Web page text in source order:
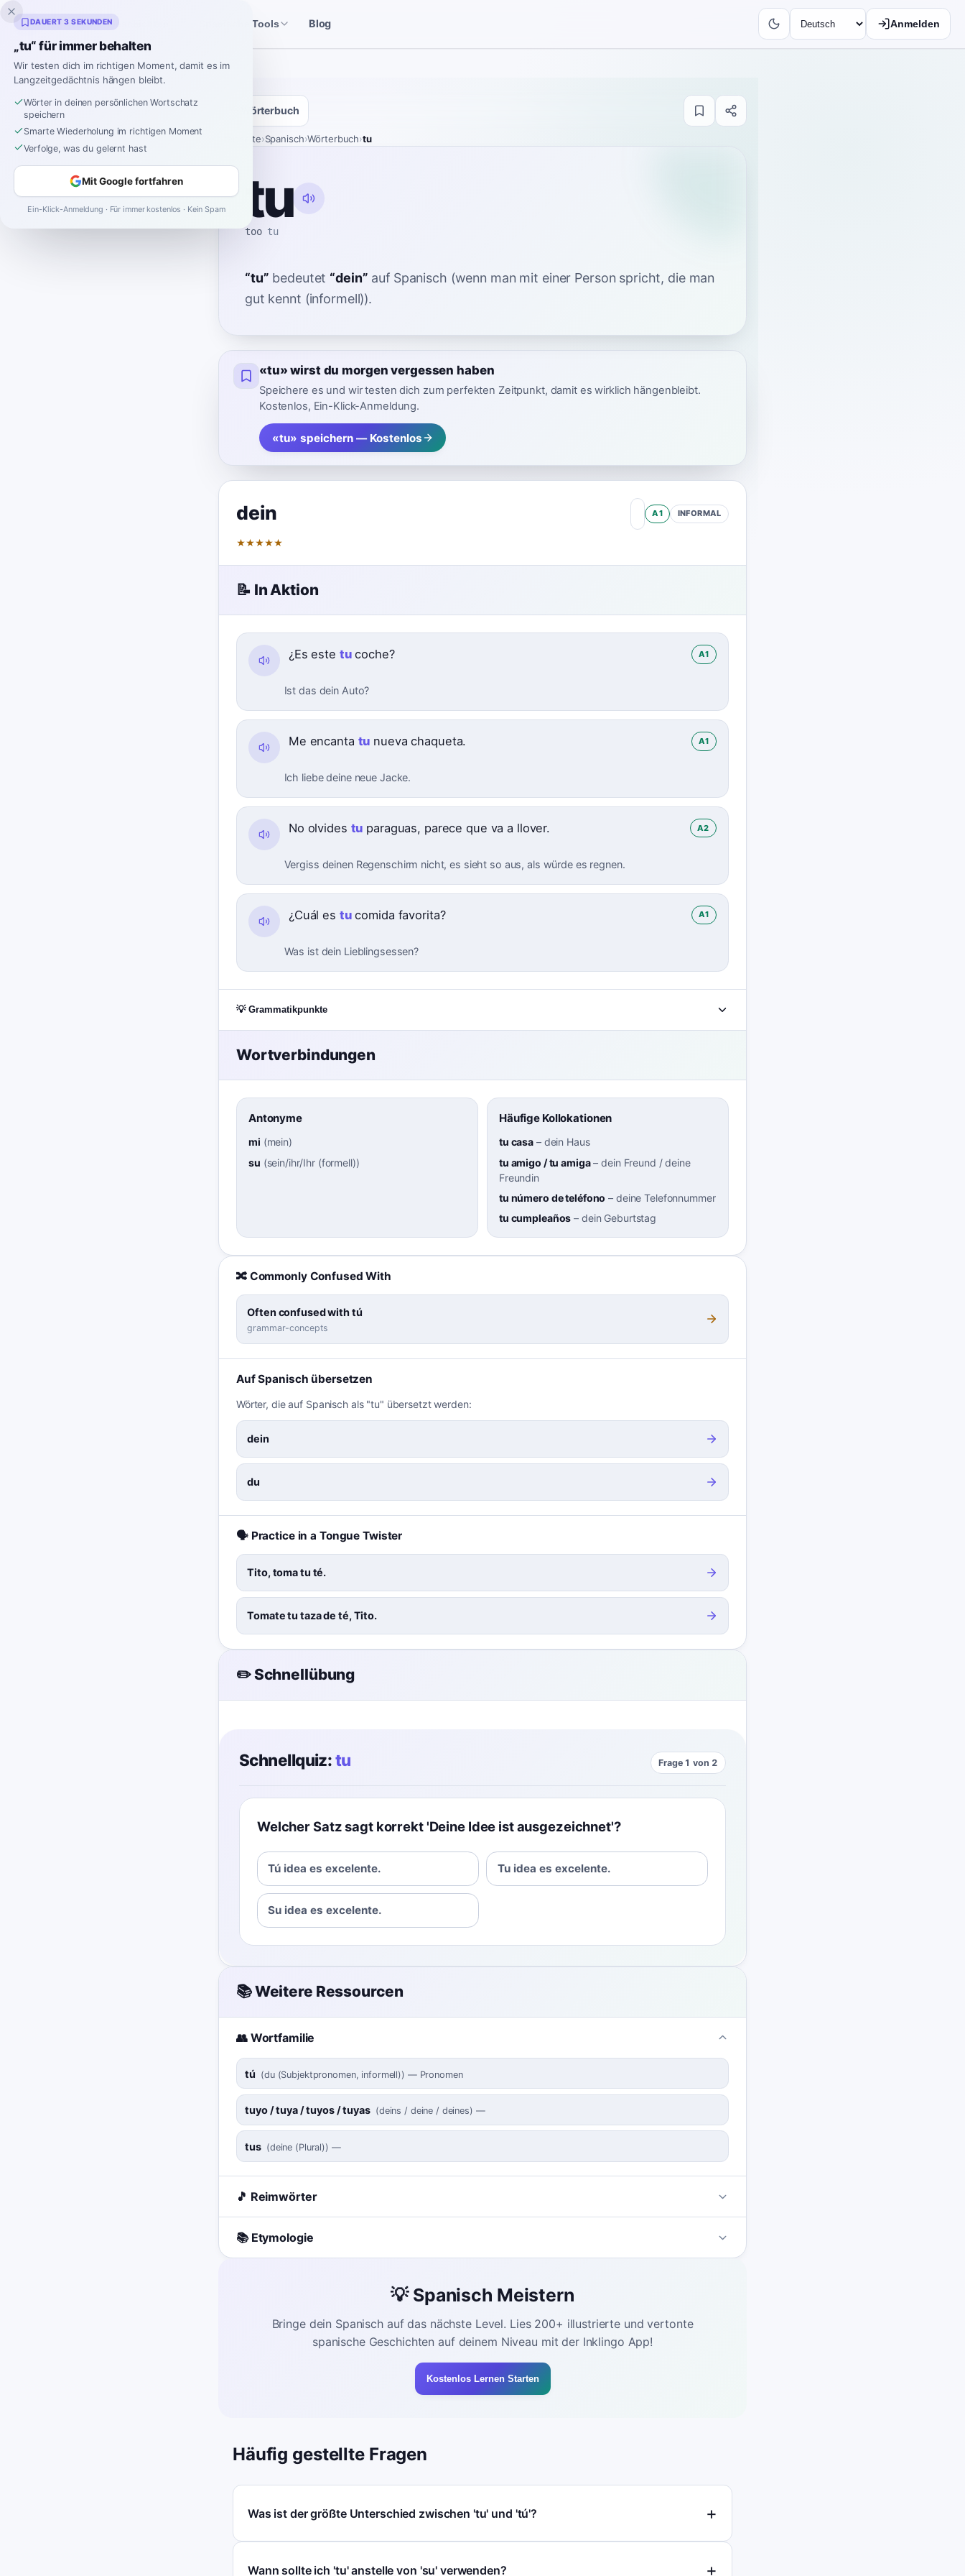
Inklingo Geschichten Spanische Tools Blog Anmelden
Wörterbuch
Startseite›Spanisch›Wörterbuch›tu
tu
too tu
“tu” bedeutet “dein” auf Spanisch (wenn man mit einer Person spricht, die man
gut kennt (informell)).
«tu» wirst du morgen vergessen haben
Speichere es und wir testen dich zum perfekten Zeitpunkt, damit es wirklich hängenbleibt.
Kostenlos, Ein-Klick-Anmeldung.
«tu» speichern — Kostenlos
dein A1 INFORMAL
★★★★★
📝 In Aktion
¿Es este tucoche? A1
Ist das dein Auto?
Me encanta tu nueva chaqueta. A1
Ich liebe deine neue Jacke.
No olvides tu paraguas, parece que va a llover. A2
Vergiss deinen Regenschirm nicht, es sieht so aus, als würde es regnen.
¿Cuál es tucomida favorita? A1
Was ist dein Lieblingsessen?
💡 Grammatikpunkte
Wortverbindungen
Antonyme
mi (mein)
su (sein/ihr/Ihr (formell))
Häufige Kollokationen
tu casa – dein Haus
tu amigo / tu amiga–dein Freund / deine
Freundin
tu número de teléfono – deine Telefonnummer
tu cumpleaños – dein Geburtstag
🔀 Commonly Confused With
Often confused with tú
grammar-concepts
Auf Spanisch übersetzen
Wörter, die auf Spanisch als "tu" übersetzt werden:
dein
du
🗣️ Practice in a Tongue Twister
Tito, toma tu té.
Tomate tu taza de té, Tito.
✏️ Schnellübung
Schnellquiz:tu Frage 1 von 2
Welcher Satz sagt korrekt 'Deine Idee ist ausgezeichnet'?
Tú idea es excelente. Tu idea es excelente.
Su idea es excelente.
📚 Weitere Ressourcen
👥 Wortfamilie
tú (du (Subjektpronomen, informell)) — Pronomen
tuyo / tuya / tuyos / tuyas (deins / deine / deines) —
tus (deine (Plural)) —
🎵 Reimwörter
📚 Etymologie
💡 Spanisch Meistern
Bringe dein Spanisch auf das nächste Level. Lies 200+ illustrierte und vertonte
spanische Geschichten auf deinem Niveau mit der Inklingo App!
Kostenlos Lernen Starten
Häufig gestellte Fragen
Was ist der größte Unterschied zwischen 'tu' und 'tú'?
Wann sollte ich 'tu' anstelle von 'su' verwenden?
DAUERT 3 SEKUNDEN
„tu“ für immer behalten
Wir testen dich im richtigen Moment, damit es im
Langzeitgedächtnis hängen bleibt.
Wörter in deinen persönlichen Wortschatz
speichern
Smarte Wiederholung im richtigen Moment
Verfolge, was du gelernt hast
Mit Google fortfahren
Ein-Klick-Anmeldung · Für immer kostenlos · Kein Spam